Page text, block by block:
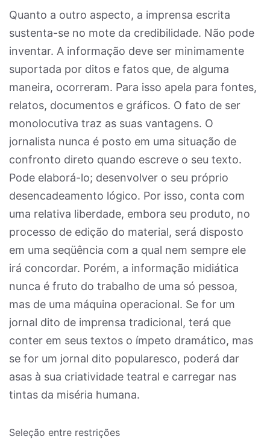
Quanto a outro aspecto, a imprensa escrita
sustenta-se no mote da credibilidade. Não pode
inventar. A informação deve ser minimamente
suportada por ditos e fatos que, de alguma
maneira, ocorreram. Para isso apela para fontes,
relatos, documentos e gráficos. O fato de ser
monolocutiva traz as suas vantagens. O
jornalista nunca é posto em uma situação de
confronto direto quando escreve o seu texto.
Pode elaborá-lo; desenvolver o seu próprio
desencadeamento lógico. Por isso, conta com
uma relativa liberdade, embora seu produto, no
processo de edição do material, será disposto
em uma seqüência com a qual nem sempre ele
irá concordar. Porém, a informação midiática
nunca é fruto do trabalho de uma só pessoa,
mas de uma máquina operacional. Se for um
jornal dito de imprensa tradicional, terá que
conter em seus textos o ímpeto dramático, mas
se for um jornal dito popularesco, poderá dar
asas à sua criatividade teatral e carregar nas
tintas da miséria humana.
Seleção entre restrições